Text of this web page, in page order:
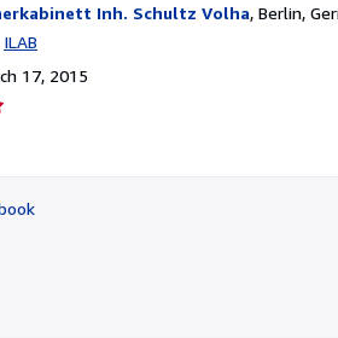
Inh. Schultz Volha, Berlin,
ILAB
17, 2015